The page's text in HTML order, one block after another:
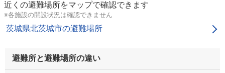
近くの避難場所をマップで確認できます
※各施設の開設状況は確認できません
茨城県北茨城市の避難場所
避難所と避難場所の違い